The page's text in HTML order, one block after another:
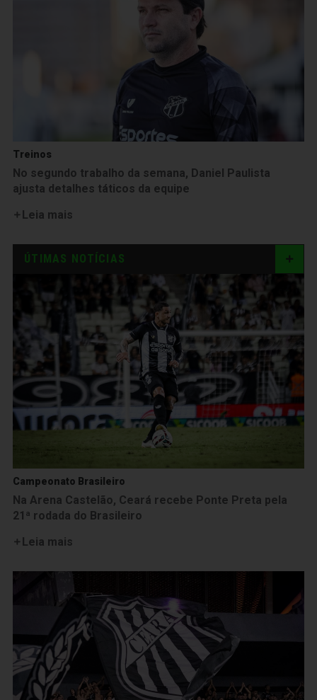
Treinos
No segundo trabalho da semana, Daniel Paulista
ajusta detalhes táticos da equipe
Leia mais
ÚTIMAS NOTÍCIAS
Campeonato Brasileiro
Na Arena Castelão, Ceará recebe Ponte Preta pela
21ª rodada do Brasileiro
Leia mais